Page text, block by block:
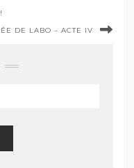
DE LABO – ACTE IV